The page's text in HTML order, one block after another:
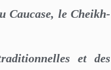
Caucase, le Cheikh-
et des